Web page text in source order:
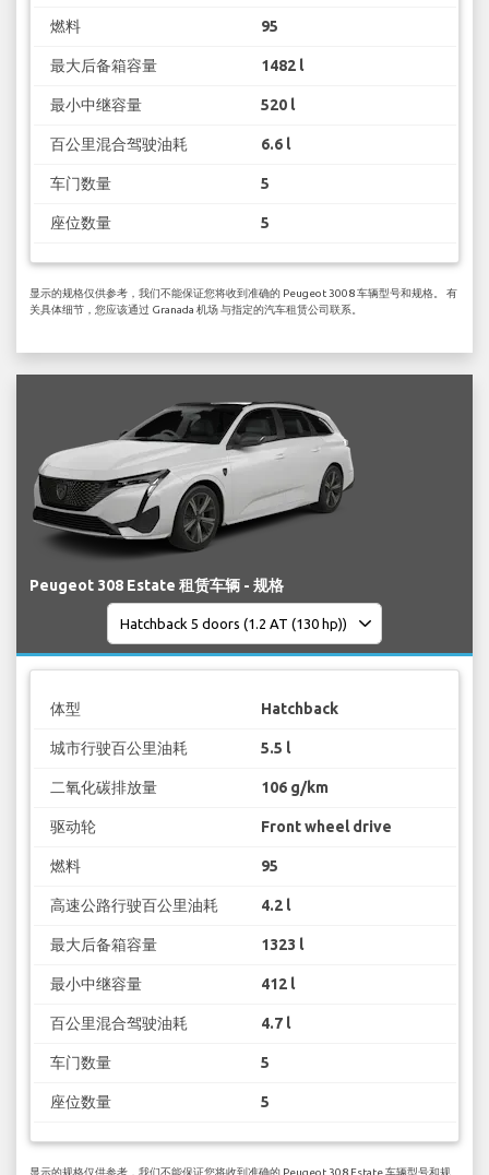
燃料 95
最大后备箱容量 1482 l
最小中继容量 520 l
百公里混合驾驶油耗 6.6 l
车门数量 5
座位数量 5
显示的规格仅供参考，我们不能保证您将收到准确的 Peugeot 3008 车辆型号和规格。 有
关具体细节，您应该通过 Granada 机场 与指定的汽车租赁公司联系。
Peugeot 308 Estate 租赁车辆 - 规格
体型 Hatchback
城市行驶百公里油耗 5.5 l
二氧化碳排放量 106 g/km
驱动轮 Front wheel drive
燃料 95
高速公路行驶百公里油耗 4.2 l
最大后备箱容量 1323 l
最小中继容量 412 l
百公里混合驾驶油耗 4.7 l
车门数量 5
座位数量 5
显示的规格仅供参考，我们不能保证您将收到准确的 Peugeot 308 Estate 车辆型号和规